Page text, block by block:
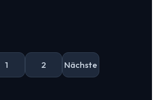
der
1 2 Nächste